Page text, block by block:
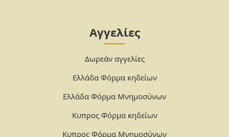
Αγγελίες
Δωρεάν αγγελίες
Ελλάδα Φόρμα κηδείων
Ελλάδα Φόρμα Μνημοσύνων
Κυπρος Φόρμα κηδείων
Κυπρος Φόρμα Μνημοσύνων